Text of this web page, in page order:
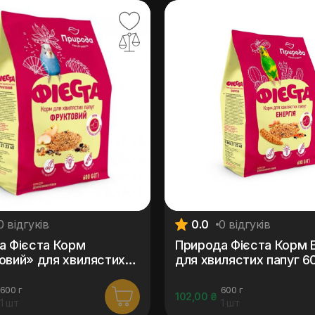
відгуків
Фієста Корм
для хвилястих
600 г
1 шт
0.0 0 відгуків
Природа Фієста Корм
для хвилястих папуг
102,00 ₴
600 г
1 шт